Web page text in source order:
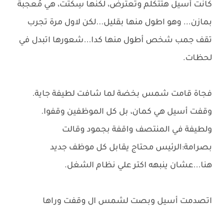
كانت أسيل هتتكلم وتعترض، لكنها سِكتت، هي مُعجبة
بمازن... وهو اطول منها بقليل...لكن لاول مرة تجرب
تقف جمب شخص أطول منها كدا...شعورها اتبدل في
لحظات.
فجاة قامت شمس بخضة لما شافت لطيفة جاية.
وقفت أسيل هي كمان، بل كل الموظفين وقفوا.
ولطيفة في المنتصف واقفة بجمود وقالت
بصرامة:الرئيس محتاج يقابل كل موظف جديد
هنا...عشان ينبهه اكتر علي نظام الشغل.
اتصدمت أسيل وبصت لشمس ال وقفت وراها